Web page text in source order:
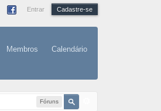
Entrar Cadastre-se
Membros Calendário
Fóruns